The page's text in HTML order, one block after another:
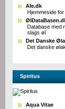
Ale.dk
Hjemmeside
Database med
slags øl
Det Danske
Det danske
Spiritus
Aqua Vitae